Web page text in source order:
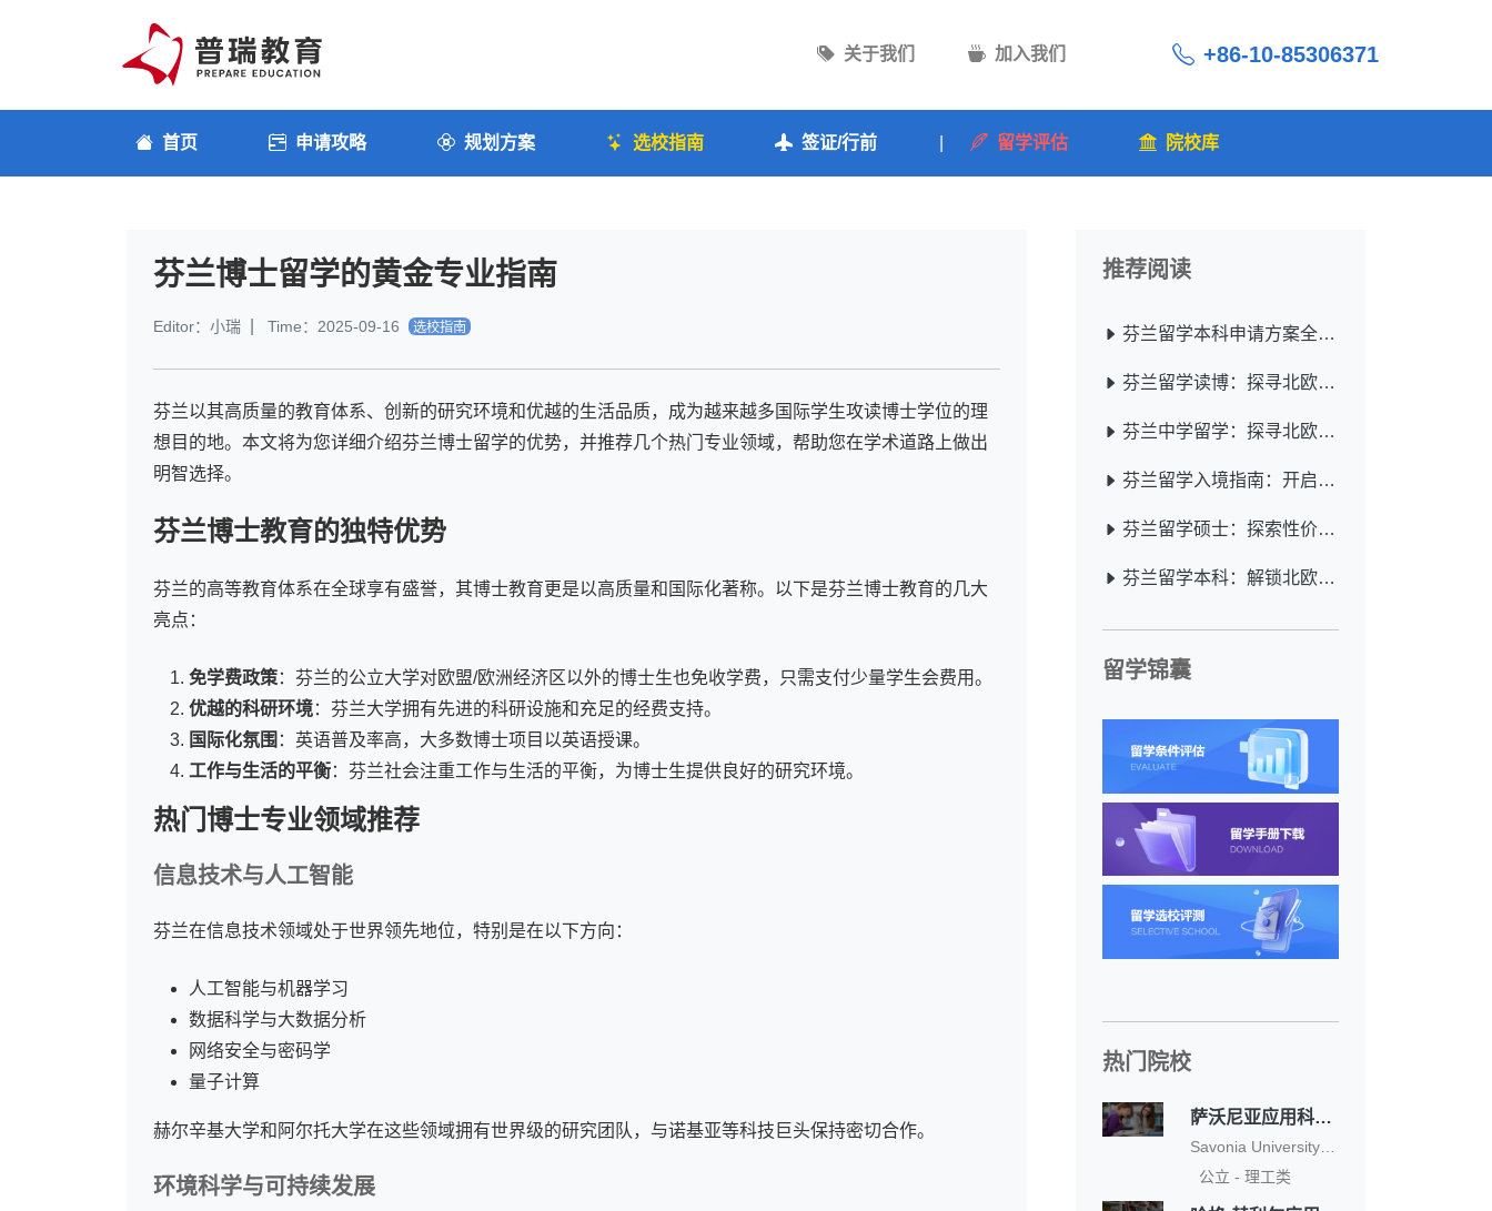
关于我们 加入我们 +86-10-85306371
首页 申请攻略 规划方案 选校指南 签证/行前 留学评估 院校库
芬兰博士留学的黄金专业指南
Editor：小瑞 Time：2025-09-16 选校指南
芬兰以其高质量的教育体系、创新的研究环境和优越的生活品质，成为越来越多国际学生攻读博士学位的理
想目的地。本文将为您详细介绍芬兰博士留学的优势，并推荐几个热门专业领域，帮助您在学术道路上做出
明智选择。
芬兰博士教育的独特优势
芬兰的高等教育体系在全球享有盛誉，其博士教育更是以高质量和国际化著称。以下是芬兰博士教育的几大
亮点：
免学费政策：芬兰的公立大学对欧盟/欧洲经济区以外的博士生也免收学费，只需支付少量学生会费用。
优越的科研环境：芬兰大学拥有先进的科研设施和充足的经费支持。
国际化氛围 ：英语普及率高，大多数博士项目以英语授课。
工作与生活的平衡：芬兰社会注重工作与生活的平衡，为博士生提供良好的研究环境。
热门博士专业领域推荐
信息技术与人工智能
芬兰在信息技术领域处于世界领先地位，特别是在以下方向：
人工智能与机器学习
数据科学与大数据分析
网络安全与密码学
量子计算
赫尔辛基大学和阿尔托大学在这些领域拥有世界级的研究团队，与诺基亚等科技巨头保持密切合作。
环境科学与可持续发展
推荐阅读
芬兰留学本科申请方案全解析
芬兰留学读博：探寻北欧独特教育体系下的学术之旅
芬兰中学留学：探寻北欧教育的独特魅力
芬兰留学入境指南：开启北欧求学之旅
芬兰留学硕士：探索性价比之选
芬兰留学本科：解锁北欧教育宝藏的留学规划指南
留学锦囊
热门院校
萨沃尼亚应用科技大学
Savonia University of Applied Sciences
公立 - 理工类